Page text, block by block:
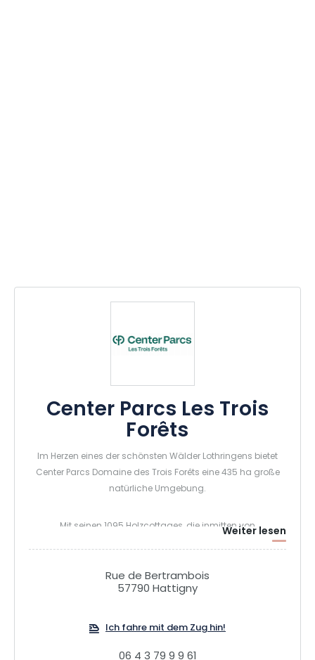
Center Parcs Les Trois
Forêts
Im Herzen eines der schönsten Wälder Lothringens bietet
Center Parcs Domaine des Trois Forêts eine 435 ha große
natürliche Umgebung.
Mit seinen 1095 Holzcottages, die inmitten von
abwechslungsreichen Innen- und Außenaktivitäten (Aqua
Mundo, Baumklettern, Paintball, Kanu, Tretbootfahren,
flexiblen Tagungsräumen bietet die Anlage einen
der Familie oder mit Freunden oder im Rahmen eines
Weiter lesen
Rue de Bertrambois
57790 Hattigny
Ich fahre mit dem Zug hin!